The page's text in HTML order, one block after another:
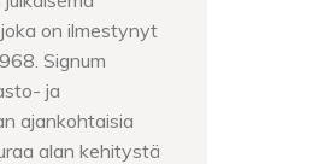
on ilmestynyt
Signum
ja
ajankohtaisia
alan kehitystä